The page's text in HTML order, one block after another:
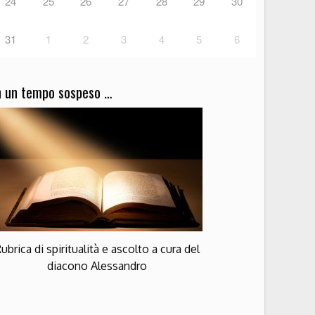
31 1 2 3 4 5 6
un tempo sospeso …
di spiritualità e ascolto a cura del
diacono Alessandro